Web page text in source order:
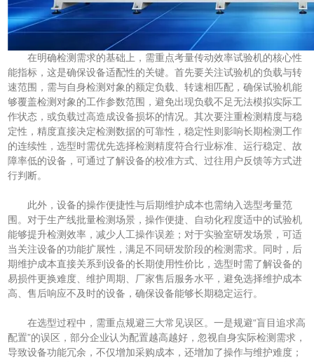
在明确检测需求的基础上，需重点考量传动效率试验机的核心性
能指标，这是确保设备适配性的关键。首先要关注试验机的负载与转
速范围，需与自身检测对象的额定负载、转速相匹配，确保试验机能
够覆盖检测对象的工作参数范围，避免出现负载不足无法模拟实际工
作状态，或负载过高造成设备损坏的情况。其次要注重检测精度与稳
定性，精度直接决定检测数据的可靠性，稳定性则影响长期检测工作
的连续性，选型时需优先选择检测精度符合行业标准、运行稳定、故
障率低的设备，可通过了解设备的校准方式、过往用户反馈等方式进
行判断。
此外，设备的操作便捷性与后期维护成本也需纳入选型考量范
围。对于生产线批量检测场景，操作便捷、自动化程度适中的试验机
能够提升检测效率，减少人工操作误差；对于实验室研发场景，可适
当关注设备的功能扩展性，满足不同研发阶段的检测需求。同时，后
期维护成本直接关系到设备的长期使用性价比，选型时需了解设备的
易损件更换难度、维护周期、厂家售后服务水平，避免选择维护成本
高、售后响应不及时的设备，确保设备能够长期稳定运行。
在选型过程中，需重点规避三大常见误区。一是规避“盲目追求高
配置”的误区，部分企业认为配置越高越好，忽视自身实际检测需求，
导致设备功能冗余，不仅增加采购成本，还增加了操作与维护难度；